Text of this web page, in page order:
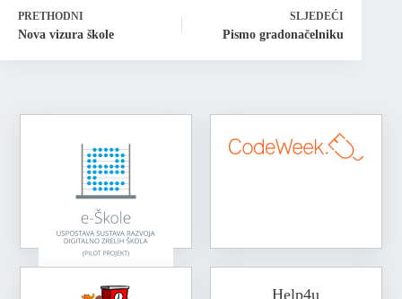
PRETHODNI
Nova vizura škole
SLJEDEĆI
Pismo gradonačelniku
Help4u